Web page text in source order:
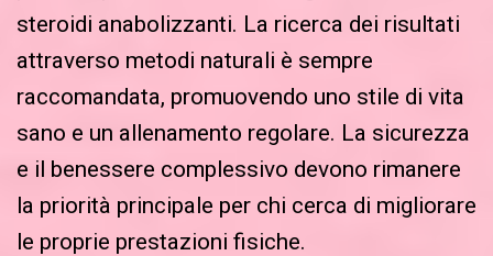
steroidi anabolizzanti. La ricerca dei risultati
attraverso metodi naturali è sempre
raccomandata, promuovendo uno stile di vita
sano e un allenamento regolare. La sicurezza
e il benessere complessivo devono rimanere
la priorità principale per chi cerca di migliorare
le proprie prestazioni fisiche.